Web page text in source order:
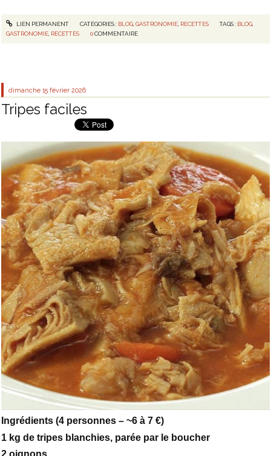
LIEN PERMANENT CATÉGORIES : BLOG, GASTRONOMIE, RECETTES TAGS : BLOG,
GASTRONOMIE, RECETTES 0 COMMENTAIRE
dimanche 15 février 2026
Tripes faciles
Ingrédients (4 personnes – ~6 à 7 €)
1 kg de tripes blanchies, parée par le boucher
2 oignons